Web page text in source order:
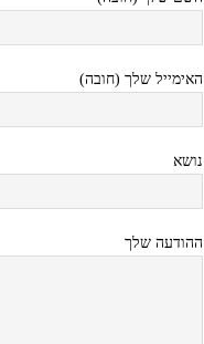
האימייל שלך (חובה)
נושא
ההודעה שלך